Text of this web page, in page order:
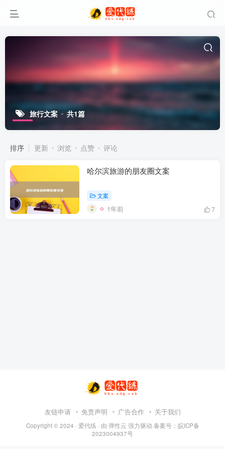
旅行文案 共1篇
排序 更新 浏览 点赞 评论
哈尔滨旅游的朋友圈文案
文案
1年前 7
友链申请 免责声明 广告合作 关于我们
Copyright © 2024 · 爱代练 · 由 弹性云 强力驱动.备案号： 皖ICP备
2023004937号